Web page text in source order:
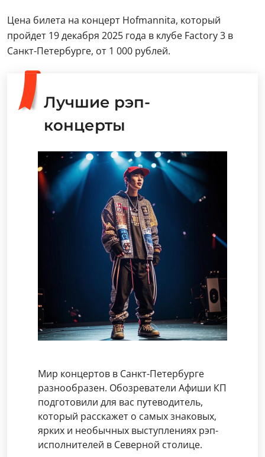
Цена билета на концерт Hofmannita, который
пройдет 19 декабря 2025 года в клубе Factory 3 в
Санкт-Петербурге, от 1 000 рублей.
Лучшие рэп-
концерты
Мир концертов в Санкт-Петербурге
разнообразен. Обозреватели Афиши КП
подготовили для вас путеводитель,
который расскажет о самых знаковых,
ярких и необычных выступлениях рэп-
исполнителей в Северной столице.